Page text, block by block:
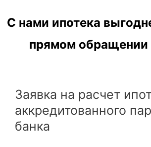
С нами ипотека
прямом обращении
Заявка на расчет
аккредитованного
банка